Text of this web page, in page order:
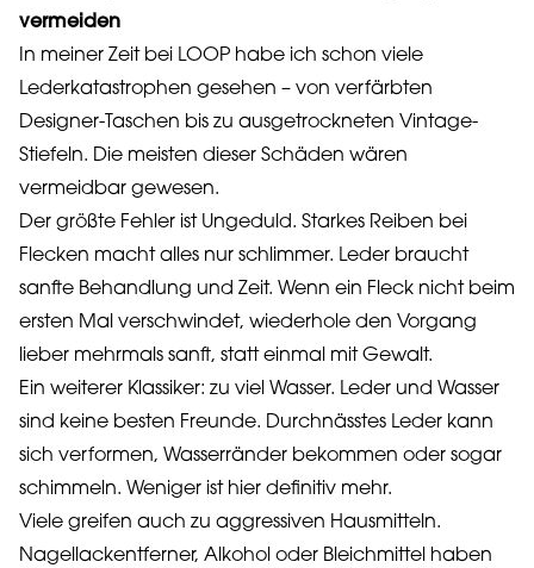
vermeiden
In meiner Zeit bei LOOP habe ich schon viele
Lederkatastrophen gesehen – von verfärbten
Designer-Taschen bis zu ausgetrockneten Vintage-
Stiefeln. Die meisten dieser Schäden wären
vermeidbar gewesen.
Der größte Fehler ist Ungeduld. Starkes Reiben bei
Flecken macht alles nur schlimmer. Leder braucht
sanfte Behandlung und Zeit. Wenn ein Fleck nicht beim
ersten Mal verschwindet, wiederhole den Vorgang
lieber mehrmals sanft, statt einmal mit Gewalt.
Ein weiterer Klassiker: zu viel Wasser. Leder und Wasser
sind keine besten Freunde. Durchnässtes Leder kann
sich verformen, Wasserränder bekommen oder sogar
schimmeln. Weniger ist hier definitiv mehr.
Viele greifen auch zu aggressiven Hausmitteln.
Nagellackentferner, Alkohol oder Bleichmittel haben